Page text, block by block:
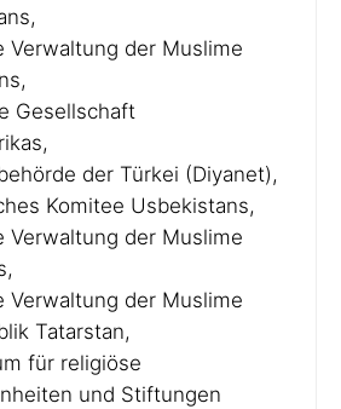
Verwaltung der Muslime
Gesellschaft
der Türkei (Diyanet),
Komitee Usbekistans,
Verwaltung der Muslime
Verwaltung der Muslime
Tatarstan,
für religiöse
und Stiftungen